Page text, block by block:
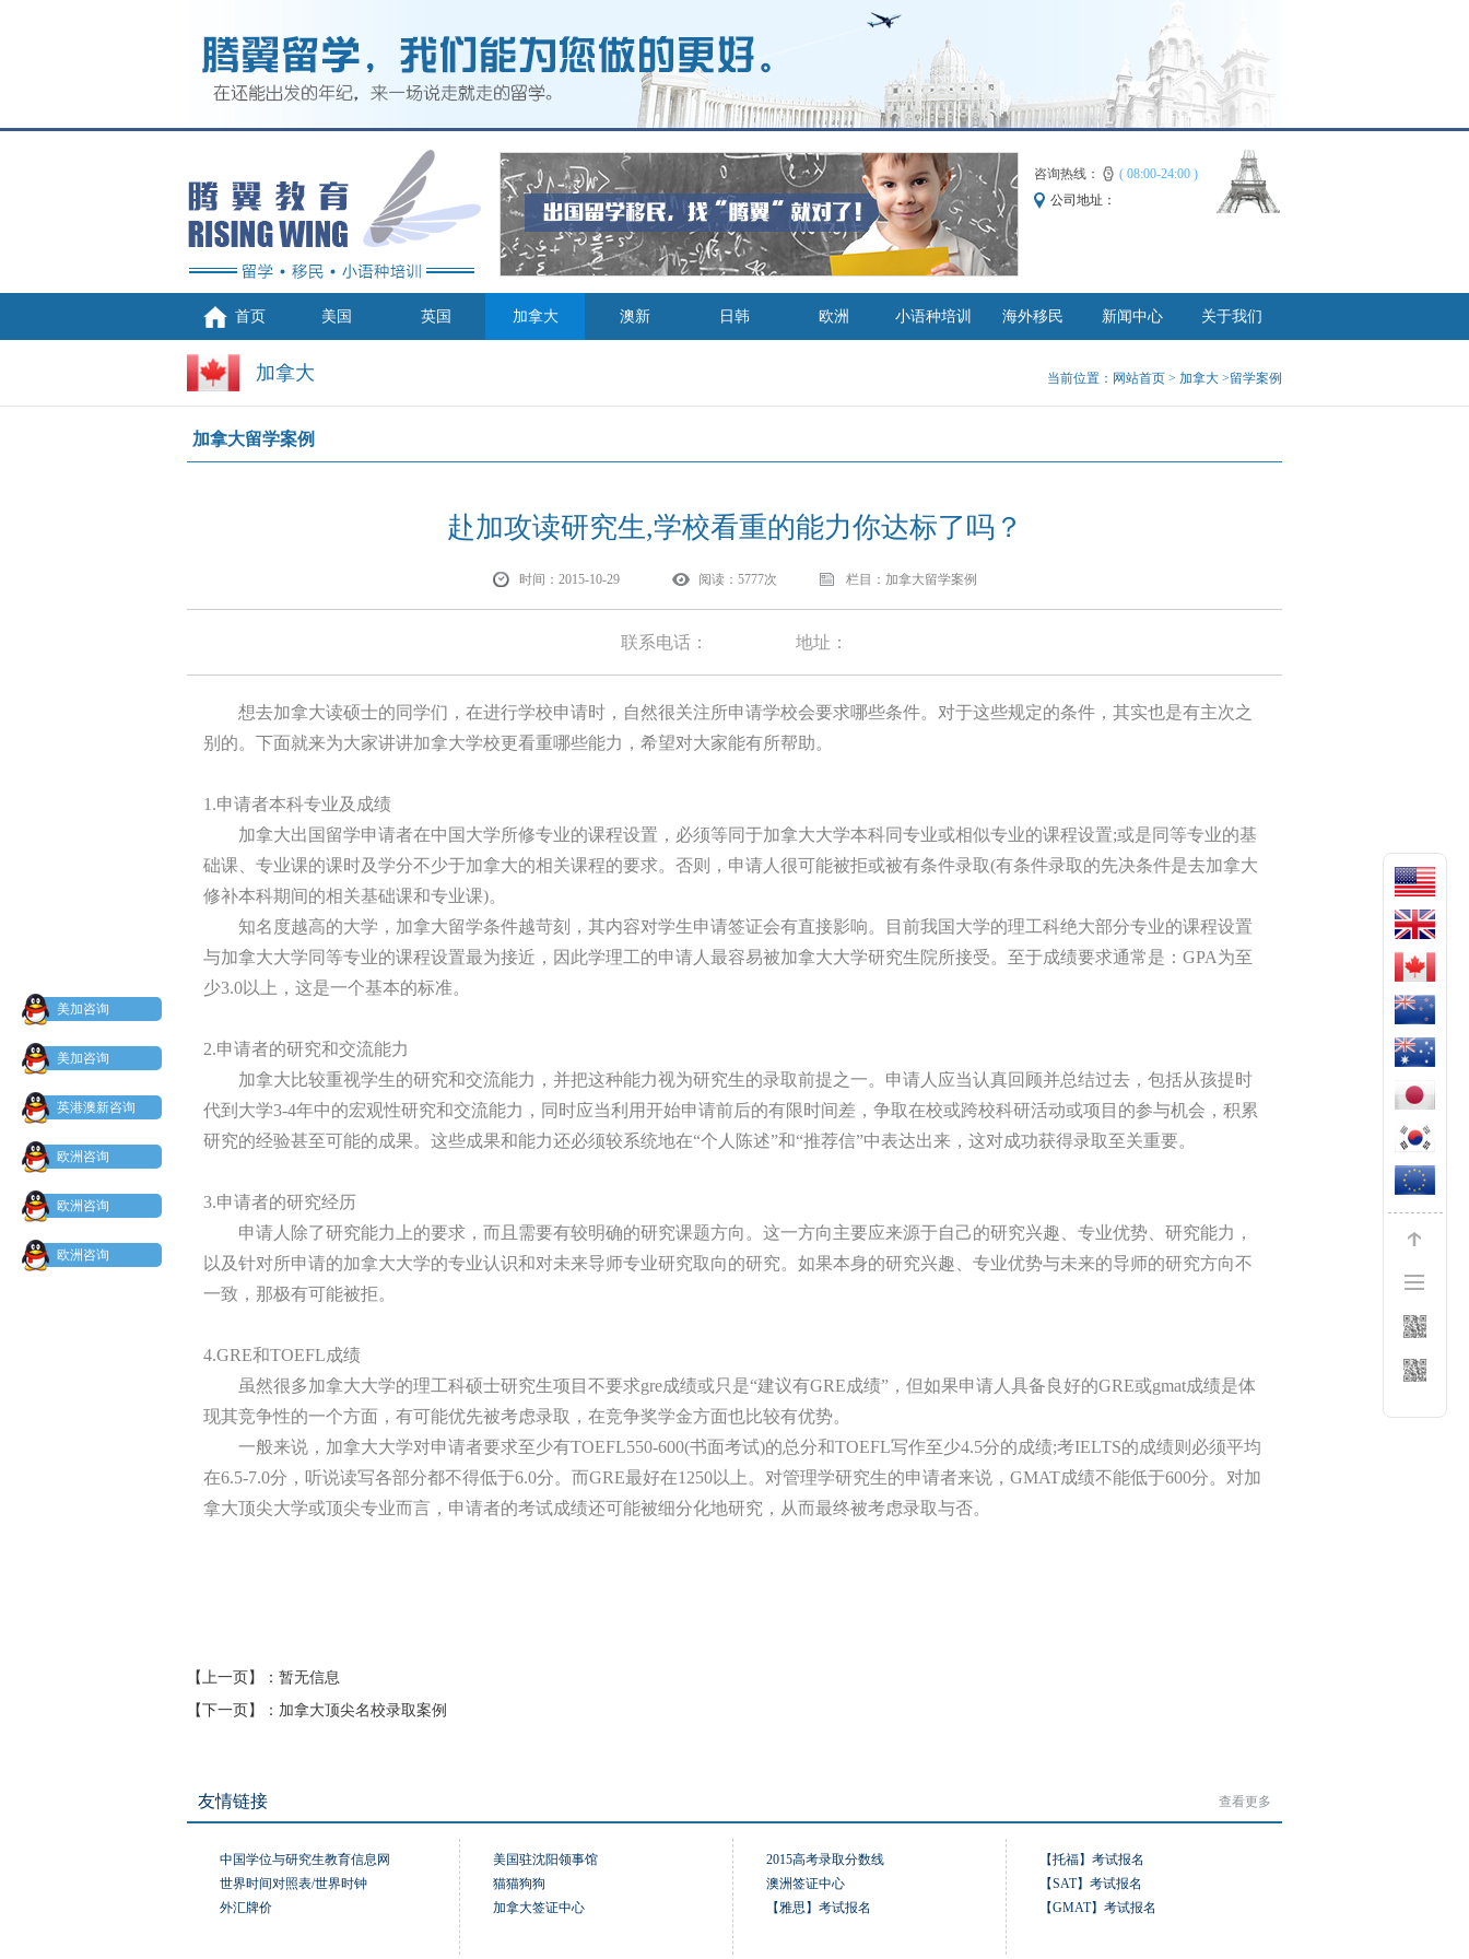
咨询热线：
( 08:00-24:00 )
公司地址：
首页 美国 英国 加拿大 澳新 日韩 欧洲 小语种培训 海外移民 新闻中心 关于我们
加拿大 当前位置： 网站首页 > 加拿大 >留学案例
加拿大留学案例
赴加攻读研究生,学校看重的能力你达标了吗？
时间：2015-10-29 阅读：5777次 栏目：加拿大留学案例
联系电话： 地址：
想去加拿大读硕士的同学们，在进行学校申请时，自然很关注所申请学校会要求哪些条件。对于这些规定的条件，其实也是有主次之
别的。下面就来为大家讲讲加拿大学校更看重哪些能力，希望对大家能有所帮助。
1.申请者本科专业及成绩
加拿大出国留学申请者在中国大学所修专业的课程设置，必须等同于加拿大大学本科同专业或相似专业的课程设置;或是同等专业的基
础课、专业课的课时及学分不少于加拿大的相关课程的要求。否则，申请人很可能被拒或被有条件录取(有条件录取的先决条件是去加拿大
修补本科期间的相关基础课和专业课)。
知名度越高的大学，加拿大留学条件越苛刻，其内容对学生申请签证会有直接影响。目前我国大学的理工科绝大部分专业的课程设置
与加拿大大学同等专业的课程设置最为接近，因此学理工的申请人最容易被加拿大大学研究生院所接受。至于成绩要求通常是：GPA为至
少3.0以上，这是一个基本的标准。
2.申请者的研究和交流能力
加拿大比较重视学生的研究和交流能力，并把这种能力视为研究生的录取前提之一。申请人应当认真回顾并总结过去，包括从孩提时
代到大学3-4年中的宏观性研究和交流能力，同时应当利用开始申请前后的有限时间差，争取在校或跨校科研活动或项目的参与机会，积累
研究的经验甚至可能的成果。这些成果和能力还必须较系统地在“个人陈述”和“推荐信”中表达出来，这对成功获得录取至关重要。
3.申请者的研究经历
申请人除了研究能力上的要求，而且需要有较明确的研究课题方向。这一方向主要应来源于自己的研究兴趣、专业优势、研究能力，
以及针对所申请的加拿大大学的专业认识和对未来导师专业研究取向的研究。如果本身的研究兴趣、专业优势与未来的导师的研究方向不
一致，那极有可能被拒。
4.GRE和TOEFL成绩
虽然很多加拿大大学的理工科硕士研究生项目不要求gre成绩或只是“建议有GRE成绩”，但如果申请人具备良好的GRE或gmat成绩是体
现其竞争性的一个方面，有可能优先被考虑录取，在竞争奖学金方面也比较有优势。
一般来说，加拿大大学对申请者要求至少有TOEFL550-600(书面考试)的总分和TOEFL写作至少4.5分的成绩;考IELTS的成绩则必须平均
在6.5-7.0分，听说读写各部分都不得低于6.0分。而GRE最好在1250以上。对管理学研究生的申请者来说，GMAT成绩不能低于600分。对加
拿大顶尖大学或顶尖专业而言，申请者的考试成绩还可能被细分化地研究，从而最终被考虑录取与否。
【上一页】： 暂无信息
【下一页】： 加拿大顶尖名校录取案例
友情链接 查看更多
中国学位与研究生教育信息网
世界时间对照表/世界时钟
外汇牌价
美国驻沈阳领事馆
猫猫狗狗
加拿大签证中心
2015高考录取分数线
澳洲签证中心
【雅思】考试报名
【托福】考试报名
【SAT】考试报名
【GMAT】考试报名
美加咨询
美加咨询
英港澳新咨询
欧洲咨询
欧洲咨询
欧洲咨询